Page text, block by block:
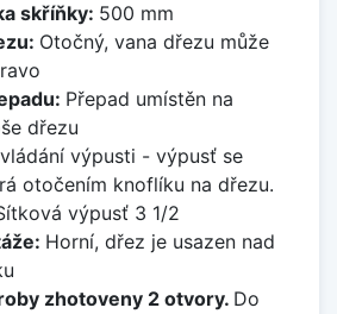
skříňky: 500 mm
Otočný, vana dřezu může
Přepad umístěn na
dřezu
výpusti - výpusť se
otočením knoflíku na dřezu.
výpusť 3 1/2
Horní, dřez je usazen nad
zhotoveny 2 otvory. Do